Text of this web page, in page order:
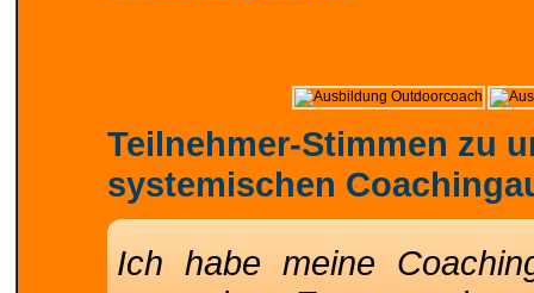
Teilnehmer-Stimmen zu
systemischen
Ich habe meine